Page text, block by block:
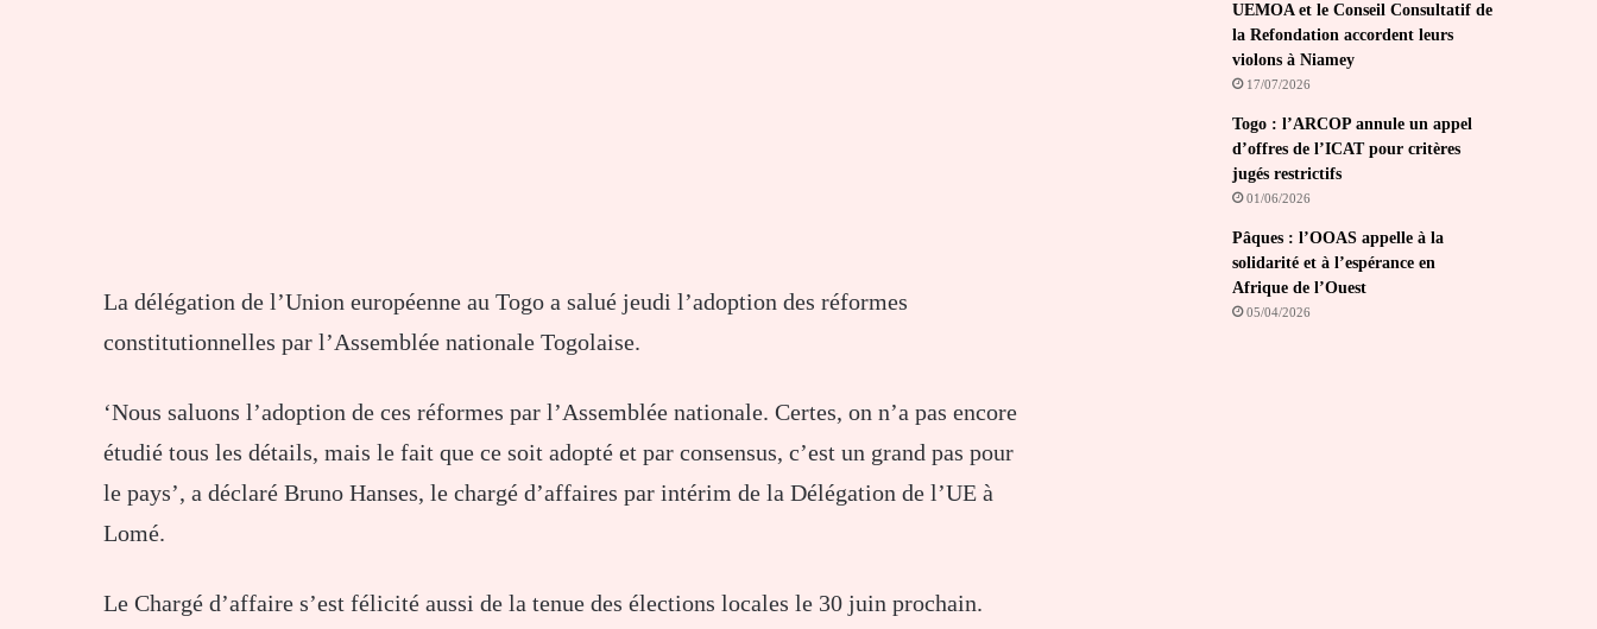
La délégation de l’Union européenne au Togo a salué jeudi l’adoption des réformes
constitutionnelles par l’Assemblée nationale Togolaise.
‘Nous saluons l’adoption de ces réformes par l’Assemblée nationale. Certes, on n’a pas encore
étudié tous les détails, mais le fait que ce soit adopté et par consensus, c’est un grand pas pour
le pays’, a déclaré Bruno Hanses, le chargé d’affaires par intérim de la Délégation de l’UE à
Lomé.
Le Chargé d’affaire s’est félicité aussi de la tenue des élections locales le 30 juin prochain.
UEMOA et le Conseil Consultatif de
la Refondation accordent leurs
violons à Niamey
17/07/2026
Togo : l’ARCOP annule un appel
d’offres de l’ICAT pour critères
jugés restrictifs
01/06/2026
Pâques : l’OOAS appelle à la
solidarité et à l’espérance en
Afrique de l’Ouest
05/04/2026